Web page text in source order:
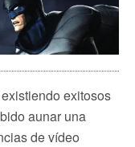
exitosos
aunar una
de vídeo